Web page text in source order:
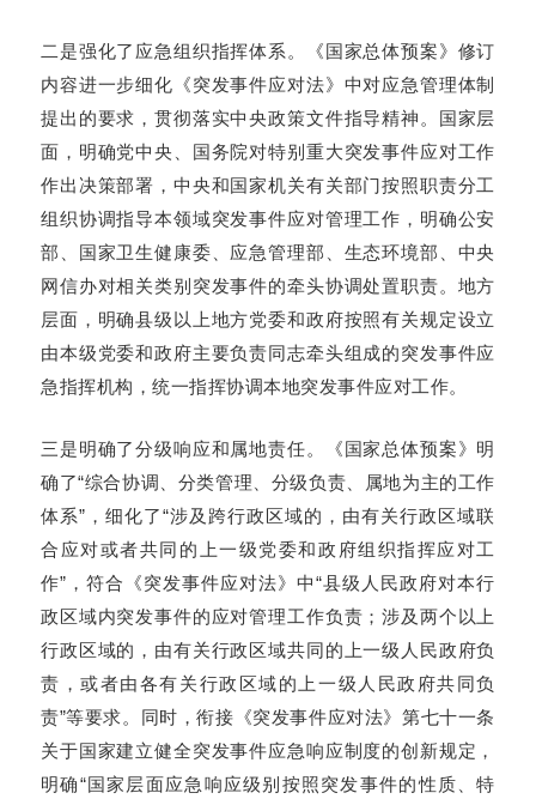
二是强化了应急组织指挥体系。《国家总体预案》修订
内容进一步细化《突发事件应对法》中对应急管理体制
提出的要求，贯彻落实中央政策文件指导精神。国家层
面，明确党中央、国务院对特别重大突发事件应对工作
作出决策部署，中央和国家机关有关部门按照职责分工
组织协调指导本领域突发事件应对管理工作，明确公安
部、国家卫生健康委、应急管理部、生态环境部、中央
网信办对相关类别突发事件的牵头协调处置职责。地方
层面，明确县级以上地方党委和政府按照有关规定设立
由本级党委和政府主要负责同志牵头组成的突发事件应
急指挥机构，统一指挥协调本地突发事件应对工作。
三是明确了分级响应和属地责任。《国家总体预案》明
确了“综合协调、分类管理、分级负责、属地为主的工作
体系”，细化了“涉及跨行政区域的，由有关行政区域联
合应对或者共同的上一级党委和政府组织指挥应对工
作”，符合《突发事件应对法》中“县级人民政府对本行
政区域内突发事件的应对管理工作负责；涉及两个以上
行政区域的，由有关行政区域共同的上一级人民政府负
责，或者由各有关行政区域的上一级人民政府共同负
责”等要求。同时，衔接《突发事件应对法》第七十一条
关于国家建立健全突发事件应急响应制度的创新规定，
明确“国家层面应急响应级别按照突发事件的性质、特